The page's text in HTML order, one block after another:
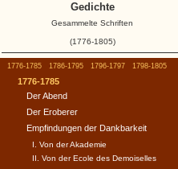
1776-1785 1786-1795 1796-1797 1798-1805
1776-1785
Der Abend
Der Eroberer
Empfindungen der Dankbarkeit
I. Von der Akademie
II. Von der Ecole des Demoiselles
Gedichte
Gesammelte Schriften
(1776-1805)